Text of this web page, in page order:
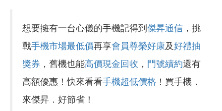
想要擁有一台心儀的手機記得到 傑昇通信 ，挑
戰手機市場最低價再享會員尊榮好康及好禮抽
獎券 ，舊機也能高價現金回收 ， 門號續約還有
高額優惠！快來看看手機超低價格 ！買手機．
來傑昇．好節省！